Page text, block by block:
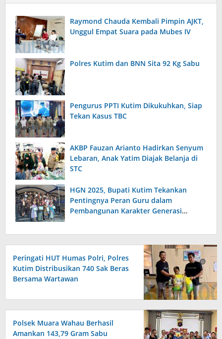
Raymond Chauda Kembali Pimpin AJKT,
Unggul Empat Suara pada Mubes IV
Polres Kutim dan BNN Sita 92 Kg Sabu
Pengurus PPTI Kutim Dikukuhkan, Siap
Tekan Kasus TBC
AKBP Fauzan Arianto Hadirkan Senyum
Lebaran, Anak Yatim Diajak Belanja di
STC
HGN 2025, Bupati Kutim Tekankan
Pentingnya Peran Guru dalam
Pembangunan Karakter Generasi
Peringati HUT Humas Polri, Polres
Kutim Distribusikan 740 Sak Beras
Bersama Wartawan
Polsek Muara Wahau Berhasil
Amankan 143,79 Gram Sabu